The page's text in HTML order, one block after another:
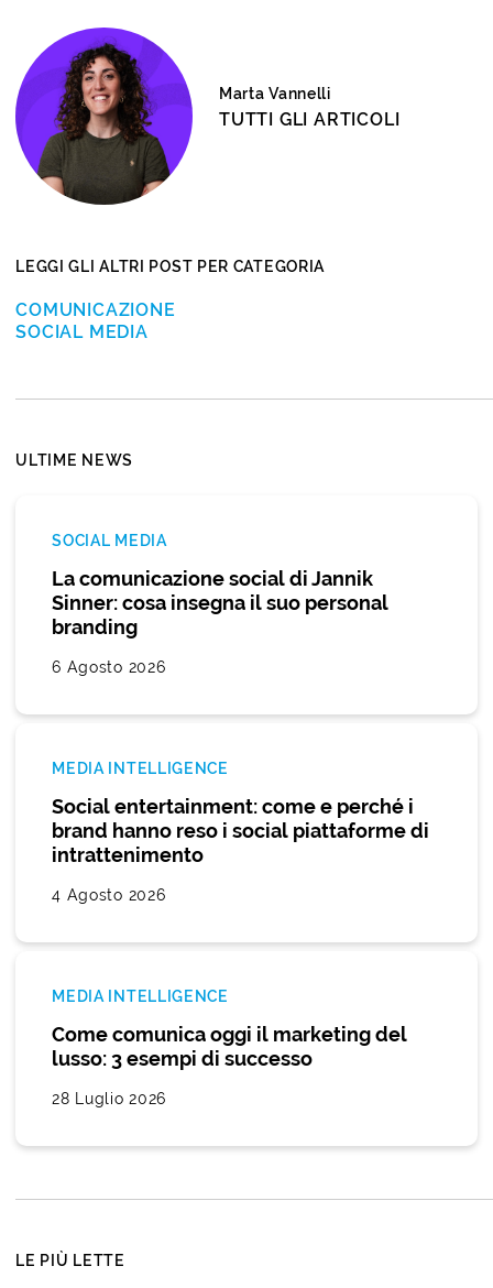
Marta Vannelli
TUTTI GLI ARTICOLI
LEGGI GLI ALTRI POST PER CATEGORIA
COMUNICAZIONE
SOCIAL MEDIA
ULTIME NEWS
SOCIAL MEDIA
La comunicazione social di Jannik
Sinner: cosa insegna il suo personal
branding
6 Agosto 2026
MEDIA INTELLIGENCE
Social entertainment: come e perché i
brand hanno reso i social piattaforme di
intrattenimento
4 Agosto 2026
MEDIA INTELLIGENCE
Come comunica oggi il marketing del
lusso: 3 esempi di successo
28 Luglio 2026
LE PIÙ LETTE